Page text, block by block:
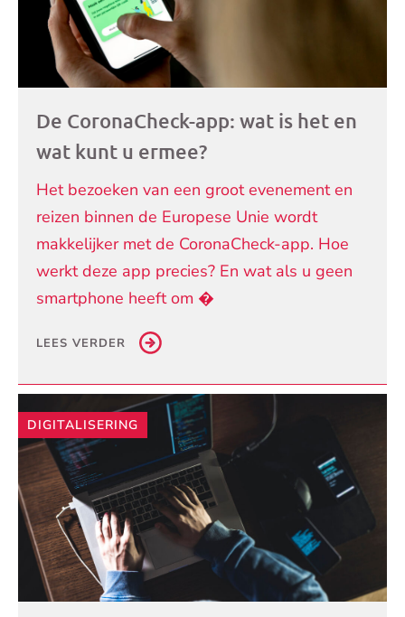
De CoronaCheck-app: wat is het en
wat kunt u ermee?
Het bezoeken van een groot evenement en
reizen binnen de Europese Unie wordt
makkelijker met de CoronaCheck-app. Hoe
werkt deze app precies? En wat als u geen
smartphone heeft om �
LEES VERDER
DIGITALISERING